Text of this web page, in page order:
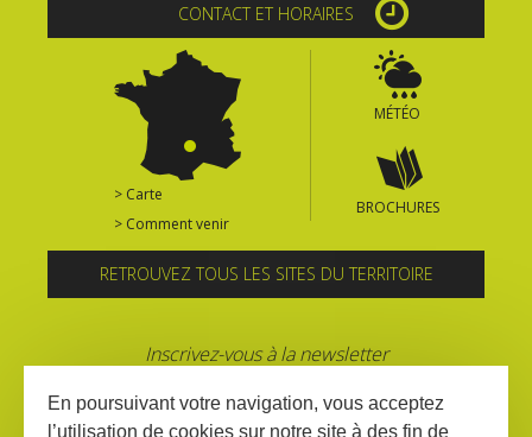
CONTACT ET HORAIRES
> Carte
> Comment venir
MÉTÉO
BROCHURES
RETROUVEZ TOUS LES SITES DU TERRITOIRE
Inscrivez-vous à la newsletter
En poursuivant votre navigation, vous acceptez
l’utilisation de cookies sur notre site à des fin de